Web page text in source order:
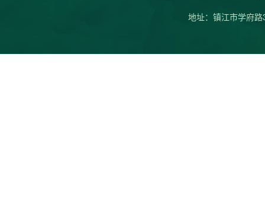
地址：镇江市学府